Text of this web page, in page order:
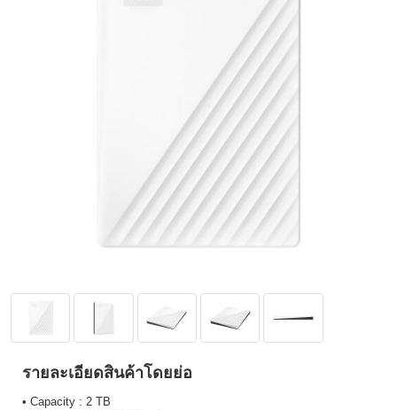
รายละเอียดสินค้าโดยย่อ
• Capacity : 2 TB